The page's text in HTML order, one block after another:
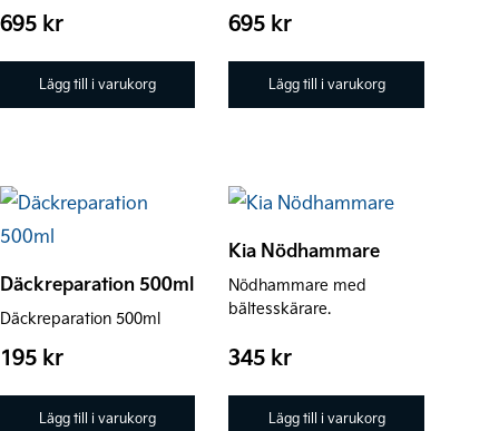
695 kr
Lägg till i varukorg
695 kr
Lägg till i varukorg
Däckreparation 500ml
Däckreparation 500ml
195 kr
Lägg till i varukorg
Kia Nödhammare
Nödhammare med
bältesskärare.
345 kr
Lägg till i varukorg